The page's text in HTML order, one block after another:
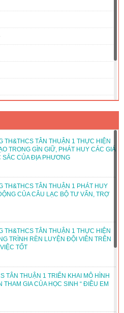
TH&THCS TÂN THUẬN 1 THỰC HIỆN
TRONG GÌN GIỮ, PHÁT HUY CÁC GIÁ
SẮC CỦA ĐỊA PHƯƠNG
TH&THCS TÂN THUẬN 1 PHÁT HUY
CỦA CÂU LẠC BỘ TƯ VẤN, TRỢ
TH&THCS TÂN THUẬN 1 THỰC HIỆN
TRÌNH RÈN LUYỆN ĐỘI VIÊN TRÊN
TỐT
TÂN THUẬN 1 TRIỂN KHAI MÔ HÌNH
THAM GIA CỦA HỌC SINH “ ĐIỀU EM